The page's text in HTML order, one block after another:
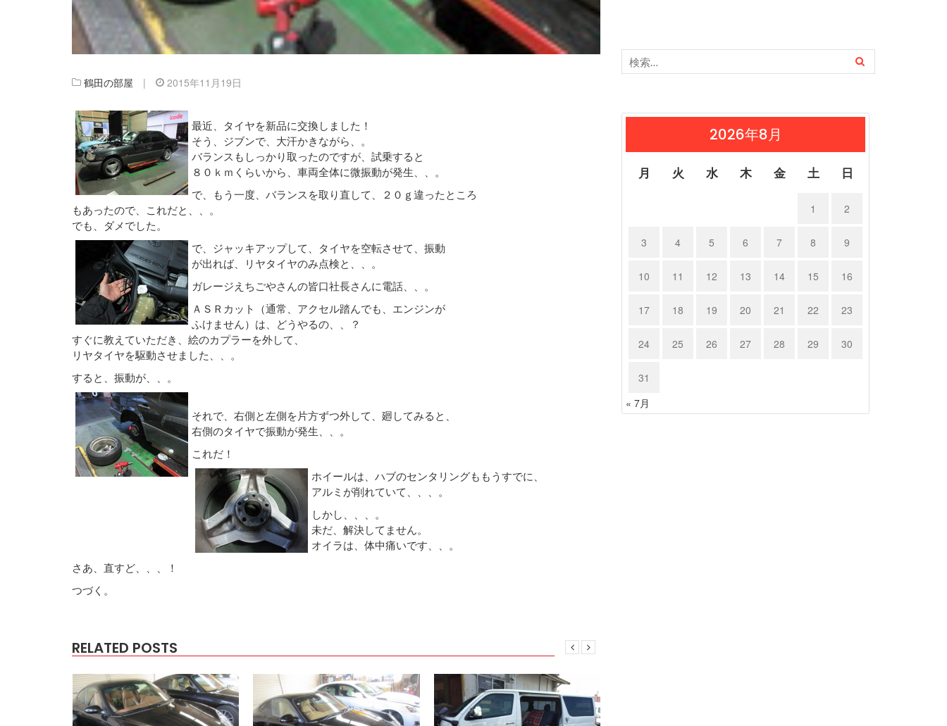
鶴田の部屋 | 2015年11月19日
最近、タイヤを新品に交換しました！
そう、ジブンで、大汗かきながら、。
バランスもしっかり取ったのですが、試乗すると
８０ｋｍくらいから、車両全体に微振動が発生、、。
で、もう一度、バランスを取り直して、２０ｇ違ったところ
もあったので、これだと、、。
でも、ダメでした。
で、ジャッキアップして、タイヤを空転させて、振動
が出れば、リヤタイヤのみ点検と、、。
ガレージえちごやさんの皆口社長さんに電話、、。
ＡＳＲカット（通常、アクセル踏んでも、エンジンが
ふけません）は、どうやるの、、？
すぐに教えていただき、絵のカプラーを外して、
リヤタイヤを駆動させました、、。
すると、振動が、、。
それで、右側と左側を片方ずつ外して、廻してみると、
右側のタイヤで振動が発生、、。
これだ！
ホイールは、ハブのセンタリングももうすでに、
アルミが削れていて、、、。
しかし、、、。
未だ、解決してません。
オイラは、体中痛いです、、。
さあ、直すど、、、！
つづく。
RELATED POSTS
2026年8月
月 火 水 木 金 土 日
1 2
3 4 5 6 7 8 9
10 11 12 13 14 15 16
17 18 19 20 21 22 23
24 25 26 27 28 29 30
31
« 7月